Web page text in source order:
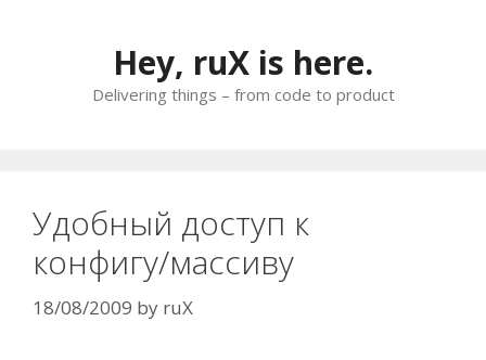
Hey, ruX is here.
Delivering things – from code to product
Удобный доступ к
конфигу/массиву
18/08/2009 by ruX